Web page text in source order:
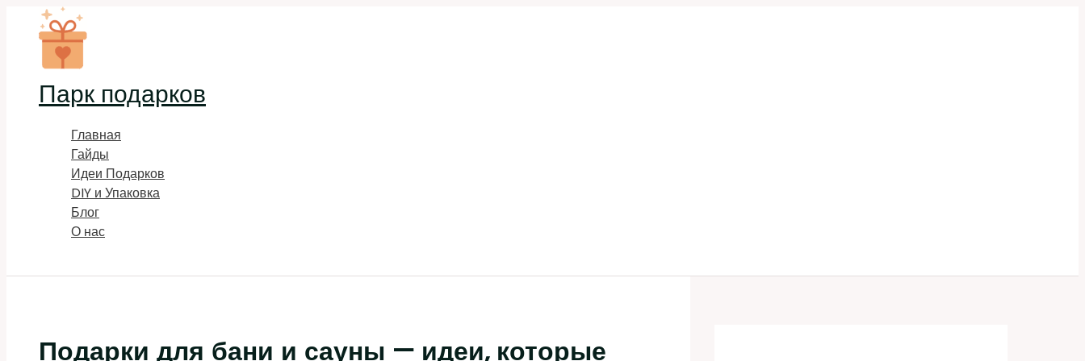
Перейти
содержимому
Парк подарков
Главная
Гайды
Идеи Подарков
DIY и Упаковка
Блог
О нас
Подарки для бани и сауны — идеи, которые